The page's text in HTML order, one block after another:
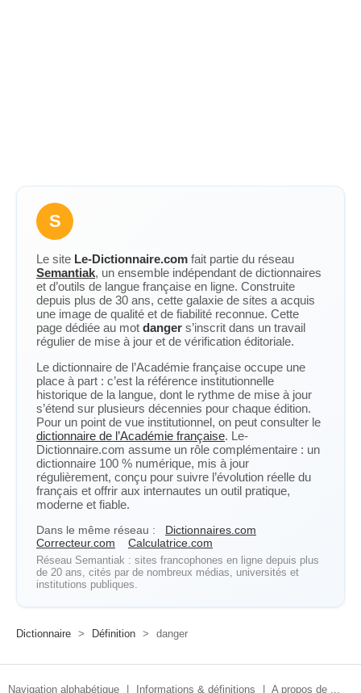
S
Le site Le-Dictionnaire.com fait partie du réseau
Semantiak, un ensemble indépendant de dictionnaires
et d’outils de langue française en ligne. Construite
depuis plus de 30 ans, cette galaxie de sites a acquis
une image de qualité et de fiabilité reconnue. Cette
page dédiée au mot danger s’inscrit dans un travail
régulier de mise à jour et de vérification éditoriale.
Le dictionnaire de l’Académie française occupe une
place à part : c’est la référence institutionnelle
historique de la langue, dont le rythme de mise à jour
s’étend sur plusieurs décennies pour chaque édition.
Pour un point de vue institutionnel, on peut consulter le
dictionnaire de l’Académie française. Le-
Dictionnaire.com assume un rôle complémentaire : un
dictionnaire 100 % numérique, mis à jour
régulièrement, conçu pour suivre l’évolution réelle du
français et offrir aux internautes un outil pratique,
moderne et fiable.
Dans le même réseau :
Dictionnaires.com
Correcteur.com
Calculatrice.com
Réseau Semantiak : sites francophones en ligne depuis plus
de 20 ans, cités par de nombreux médias, universités et
institutions publiques.
Dictionnaire > Définition > danger
Navigation alphabétique Informations & définitions A propos de ...